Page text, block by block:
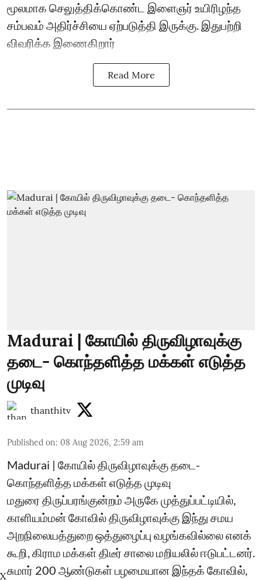
மூலமாக செலுத்திக்கொண்ட இளைஞர் உயிரிழந்த
சம்பவம் அதிர்ச்சியை ஏற்படுத்தி இருக்கு. இதுபற்றி
விவரிக்க இணைகிறார்
Read More
Madurai | கோயில் திருவிழாவுக்கு
தடை- கொந்தளித்த மக்கள் எடுத்த
முடிவு
thanthitv
Published on: 08 Aug 2026, 2:59 am
Madurai | கோயில் திருவிழாவுக்கு தடை-
கொந்தளித்த மக்கள் எடுத்த முடிவு
மதுரை திருப்பரங்குன்றம் அருகே முத்துப்பட்டியில்,
காளியம்மன் கோவில் திருவிழாவுக்கு இந்து சமய
அறநிலையத்துறை ஒத்துழைப்பு வழங்கவில்லை எனக்
கூறி, கிராம மக்கள் திடீர் சாலை மறியலில் ஈடுபட்டனர்.
சுமார் 200 ஆண்டுகள் பழமையான இந்தக் கோவில்,
X